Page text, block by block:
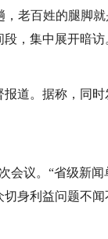
老百姓的腿脚
，集中展开暗访
道。据称，同
会议。“省级新
身利益问题不